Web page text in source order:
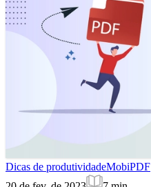
Dicas de produtividadeMobiPDF